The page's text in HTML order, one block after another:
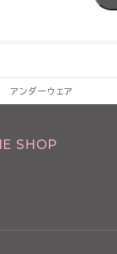
アンダーウェア
SHOP